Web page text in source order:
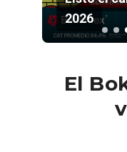
2026
El